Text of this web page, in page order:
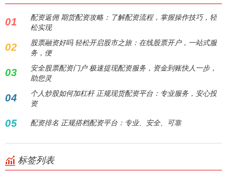
01
配资返佣 期货配资攻略：了解配资流程，掌握操作技巧，轻
松实现
02
股票融资好吗 轻松开启股市之旅：在线股票开户，一站式服
务，便
03
安全股票配资门户 极速提现配资服务，资金到账快人一步，
助您灵
04
个人炒股如何加杠杆 正规现货配资平台：专业服务，安心投
资
05 配资排名 正规搭档配资平台：专业、安全、可靠
标签列表